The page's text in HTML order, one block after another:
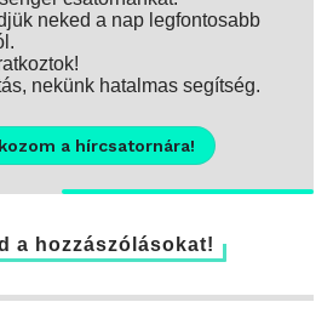
neked a nap legfontosabb
nekünk hatalmas segítség.
a hírcsatornára!
a hozzászólásokat!